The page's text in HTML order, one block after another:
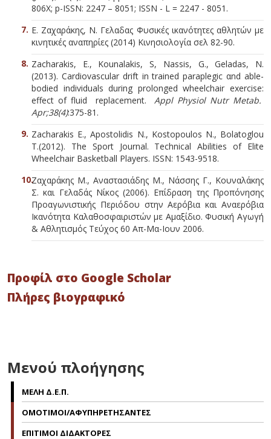
806X; p-ISSN: 2247 – 8051; ISSN - L = 2247 - 8051.
Ε. Ζαχαράκης, Ν. Γελαδας Φυσικές ικανότητες αθλητών με
κινητικές αναπηρίες (2014) Κινησιολογία σελ 82-90.
Zacharakis, E., Kounalakis, S, Nassis, G., Geladas, N.
(2013). Cardiovascular drift in trained paraplegic αnd able-
bodied individuals during prolonged wheelchair exercise:
effect of fluid replacement.Appl Physiol Nutr Metab.
Apr;38(4):375-81.
Zacharakis E., Apostolidis N., Kostopoulos N., Bolatoglou
T.(2012). The Sport Journal. Technical Abilities of Elite
Wheelchair Basketball Players. ISSN: 1543-9518.
Ζαχαράκης Μ., Αναστασιάδης Μ., Νάσσης Γ., Κουναλάκης
Σ. και Γελαδάς Νίκος (2006). Επίδραση της Προπόνησης
Προαγωνιστικής Περιόδου στην Αερόβια και Αναερόβια
Ικανότητα Καλαθοσφαιριστών με Αμαξίδιο. Φυσική Αγωγή
& Αθλητισμός Τεύχος 60 Απ-Μα-Ιουν 2006.
Προφίλ στο Google Scholar
Πλήρες βιογραφικό
Μενού πλοήγησης
ΜΕΛΗ Δ.Ε.Π.
ΟΜΟΤΙΜΟΙ/ΑΦΥΠΗΡΕΤΗΣΑΝΤΕΣ
ΕΠΙΤΙΜΟΙ ΔΙΔΑΚΤΟΡΕΣ